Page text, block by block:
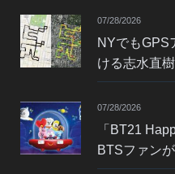
07/28/2026
NYでも
ける志水直
07/28/2026
「BT21
BTSファン